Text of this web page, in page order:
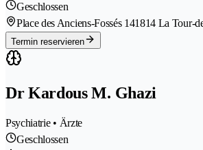
Geschlossen
Place des Anciens-Fossés 141814 La Tour-
Termin reservieren
Dr Kardous M. Ghazi
Psychiatrie • Ärzte
Geschlossen